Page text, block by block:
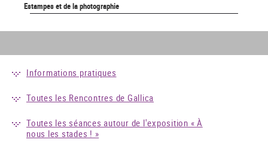
Estampes et de la photographie
Informations pratiques
Toutes les Rencontres de Gallica
Toutes les séances autour de l'exposition « À
nous les stades ! »